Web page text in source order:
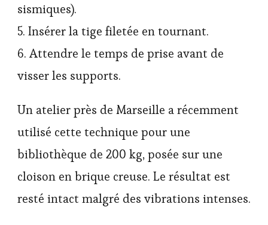
sismiques).
5. Insérer la tige filetée en tournant.
6. Attendre le temps de prise avant de
visser les supports.
Un atelier près de Marseille a récemment
utilisé cette technique pour une
bibliothèque de 200 kg, posée sur une
cloison en brique creuse. Le résultat est
resté intact malgré des vibrations intenses.